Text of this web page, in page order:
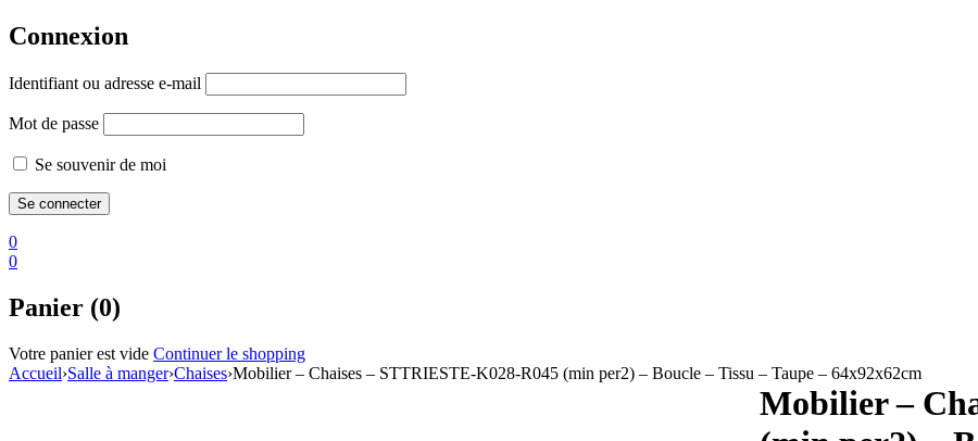
Connexion
Identifiant ou adresse e-mail
Mot de passe
Se souvenir de moi
0
0
Panier (0)
Votre panier est vide Continuer le shopping
Accueil›Salle à manger›Chaises›Mobilier – Chaises – STTRIESTE-K028-R045 (min per2) – Boucle – Tissu – Taupe – 64x92x62cm
Mobilier –